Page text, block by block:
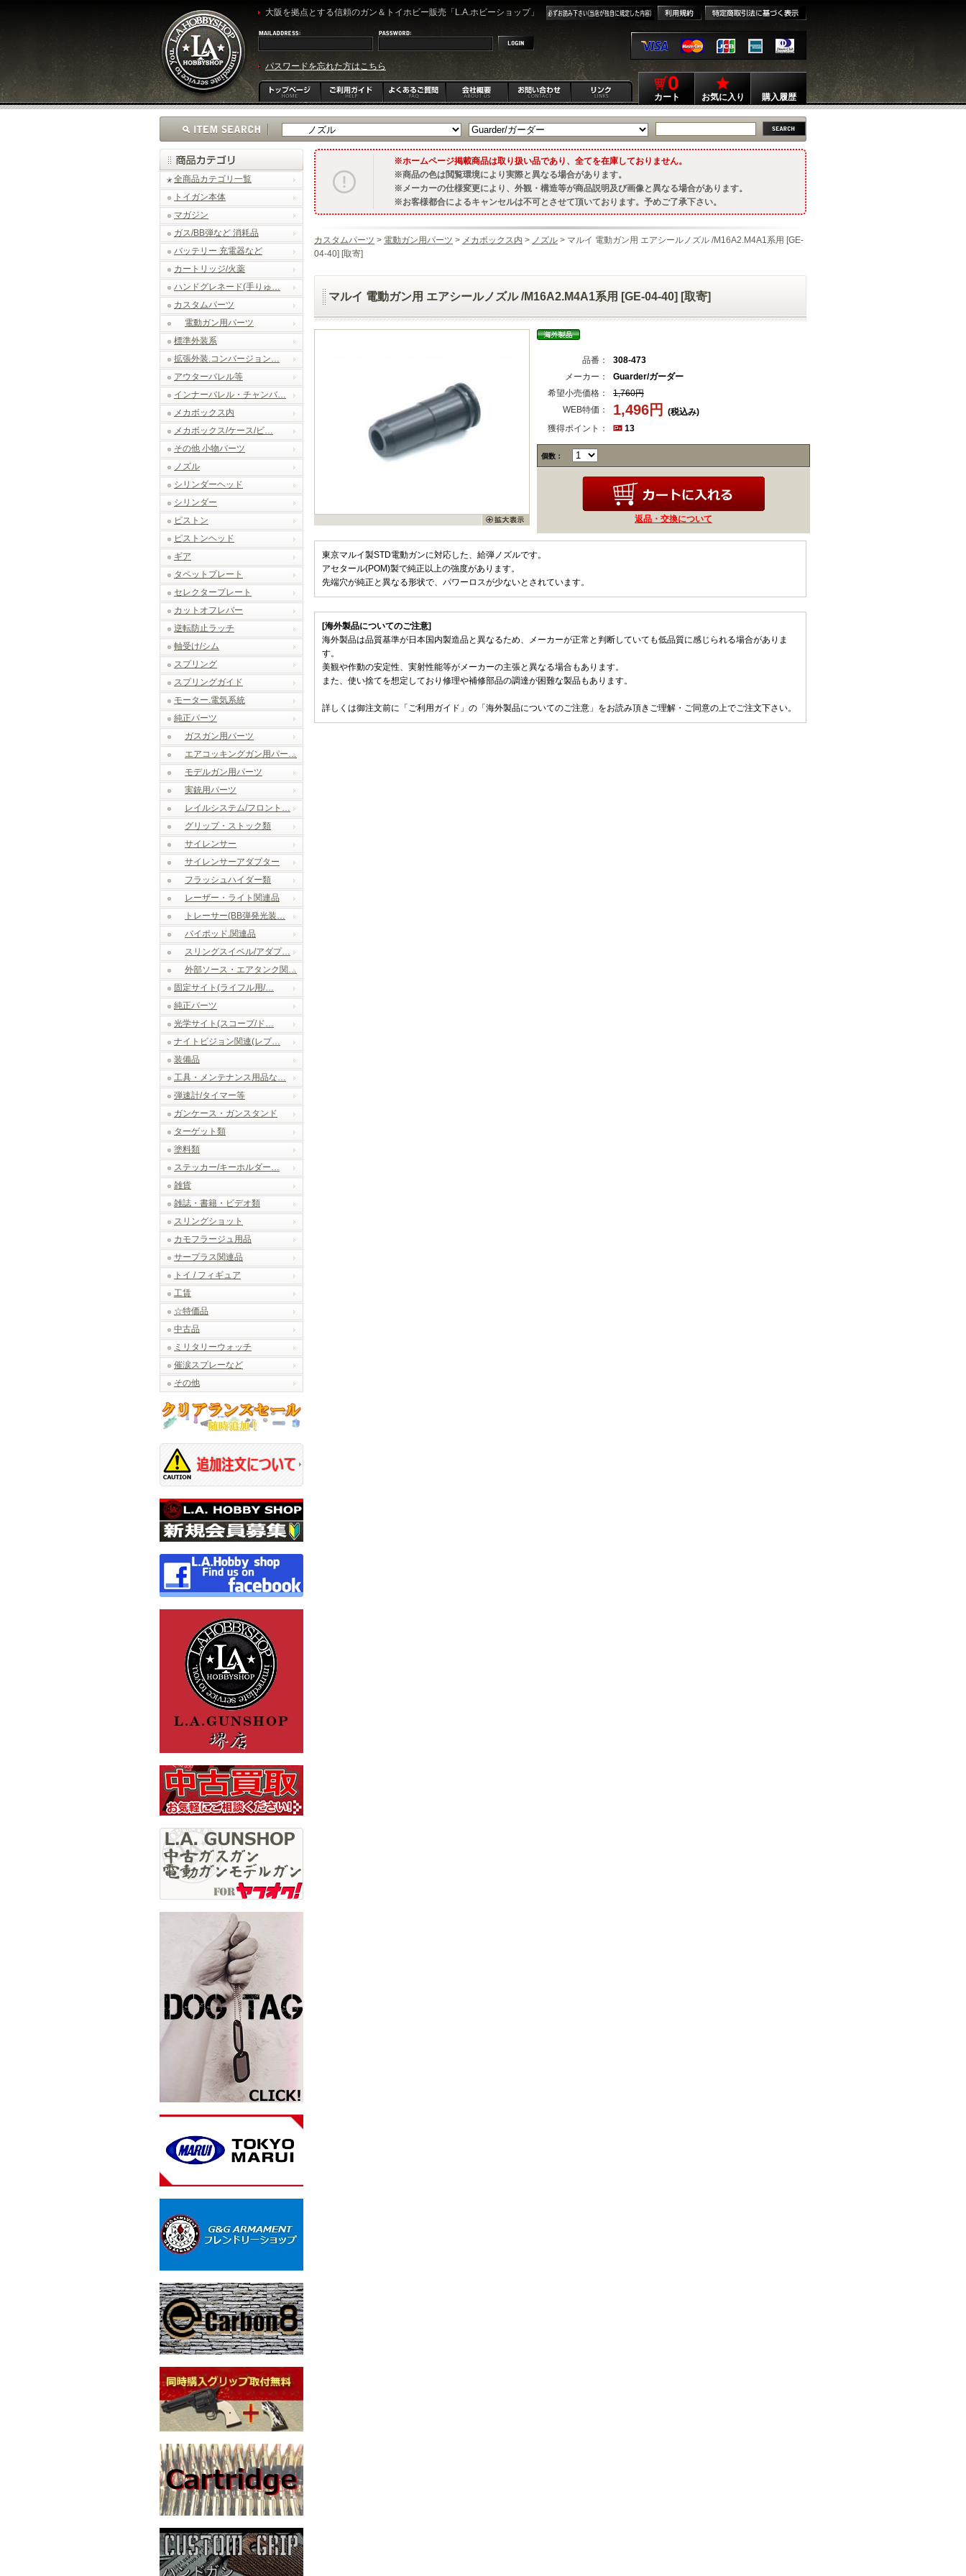
大阪を拠点とする信頼のガン＆トイホビー販売「L.A.ホビーショップ」
パスワードを忘れた方はこちら
0
カート お気に入り 購入履歴
全商品カテゴリ一覧
トイガン本体
マガジン
ガス/BB弾など 消耗品
バッテリー 充電器など
カートリッジ/火薬
ハンドグレネード(手りゅ…
カスタムパーツ
電動ガン用パーツ
標準外装系
拡張外装.コンバージョン…
アウターバレル等
インナーバレル・チャンバ…
メカボックス内
メカボックス/ケース/ビ…
その他 小物パーツ
ノズル
シリンダーヘッド
シリンダー
ピストン
ピストンヘッド
ギア
タペットプレート
セレクタープレート
カットオフレバー
逆転防止ラッチ
軸受け/シム
スプリング
スプリングガイド
モーター.電気系統
純正パーツ
ガスガン用パーツ
エアコッキングガン用パー…
モデルガン用パーツ
実銃用パーツ
レイルシステム/フロント…
グリップ・ストック類
サイレンサー
サイレンサーアダプター
フラッシュハイダー類
レーザー・ライト関連品
トレーサー(BB弾発光装…
バイポッド.関連品
スリングスイベル/アダプ…
外部ソース・エアタンク関…
固定サイト(ライフル用/…
純正パーツ
光学サイト(スコープ/ド…
ナイトビジョン関連(レプ…
装備品
工具・メンテナンス用品な…
弾速計/タイマー等
ガンケース・ガンスタンド
ターゲット類
塗料類
ステッカー/キーホルダー…
雑貨
雑誌・書籍・ビデオ類
スリングショット
カモフラージュ用品
サープラス関連品
トイ / フィギュア
工賃
☆特価品
中古品
ミリタリーウォッチ
催涙スプレーなど
その他
ホームページ掲載商品は取り扱い品であり、全てを在庫しておりません。
商品の色は閲覧環境により実際と異なる場合があります。
メーカーの仕様変更により、外観・構造等が商品説明及び画像と異なる場合があります。
お客様都合によるキャンセルは不可とさせて頂いております。予めご了承下さい。
カスタムパーツ > 電動ガン用パーツ > メカボックス内 > ノズル > マルイ 電動ガン用 エアシールノズル /M16A2.M4A1系用 [GE-
04-40] [取寄]
マルイ 電動ガン用 エアシールノズル /M16A2.M4A1系用 [GE-04-40] [取寄]
品番：
308-473
メーカー：
Guarder/ガーダー
希望小売価格：
1,760円
WEB特価：
1,496円
(税込み)
獲得ポイント：
13
個数：
返品・交換について
東京マルイ製STD電動ガンに対応した、給弾ノズルです。
アセタール(POM)製で純正以上の強度があります。
先端穴が純正と異なる形状で、パワーロスが少ないとされています。
[海外製品についてのご注意]
海外製品は品質基準が日本国内製造品と異なるため、メーカーが正常と判断していても低品質に感じられる場合がありま
す。
美観や作動の安定性、実射性能等がメーカーの主張と異なる場合もあります。
また、使い捨てを想定しており修理や補修部品の調達が困難な製品もあります。
詳しくは御注文前に「ご利用ガイド」の「海外製品についてのご注意」をお読み頂きご理解・ご同意の上でご注文下さい。